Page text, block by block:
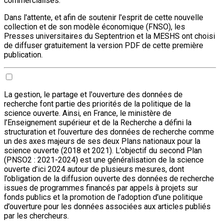
Dans l'attente, et afin de soutenir l'esprit de cette nouvelle
collection et de son modèle économique (FNSO), les
Presses universitaires du Septentrion et la MESHS ont choisi
de diffuser gratuitement la version PDF de cette première
publication.
La gestion, le partage et l'ouverture des données de
recherche font partie des priorités de la politique de la
science ouverte. Ainsi, en France, le ministère de
l’Enseignement supérieur et de la Recherche a défini la
structuration et l’ouverture des données de recherche comme
un des axes majeurs de ses deux Plans nationaux pour la
science ouverte (2018 et 2021). L’objectif du second Plan
(PNSO2 : 2021-2024) est une généralisation de la science
ouverte d’ici 2024 autour de plusieurs mesures, dont
l’obligation de la diffusion ouverte des données de recherche
issues de programmes financés par appels à projets sur
fonds publics et la promotion de l’adoption d’une politique
d’ouverture pour les données associées aux articles publiés
par les chercheurs.